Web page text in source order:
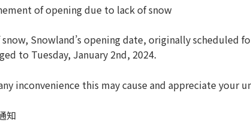
of opening due to lack of snow
Snowland’s opening date, originally scheduled
to Tuesday, January 2nd, 2024.
inconvenience this may cause and appreciate your
知